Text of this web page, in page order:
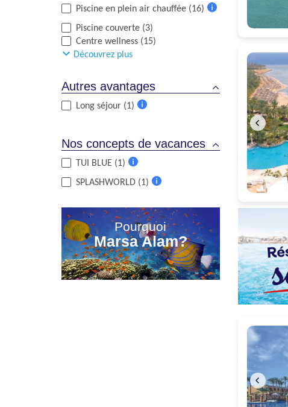
d'informations
Piscine en plein air chauffée (16)
d'informations
Piscine couverte (3)
Centre wellness (15)
Découvrez plus
Autres avantages
Long séjour (1)
Nos concepts de vacances
TUI BLUE (1)
d'informations
SPLASHWORLD (1)
Pourquoi
Marsa Alam?